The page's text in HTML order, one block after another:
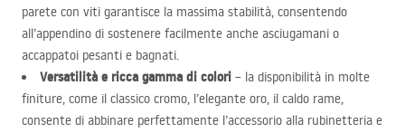
parete con viti garantisce la massima stabilità, consentendo
all’appendino di sostenere facilmente anche asciugamani o
accappatoi pesanti e bagnati.
Versatilità e ricca gamma di colori – la disponibilità in molte
finiture, come il classico cromo, l’elegante oro, il caldo rame,
consente di abbinare perfettamente l’accessorio alla rubinetteria e